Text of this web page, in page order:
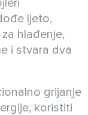
ljeto,
hlađenje,
i stvara dva
grijanje
koristiti